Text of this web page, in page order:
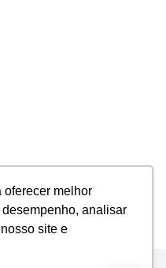
oferecer melhor
analisar
site e
do Colégio Padre João
de Assistência Social na
termos da legislação vigente.